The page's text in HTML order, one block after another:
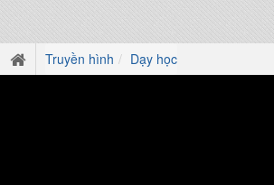
Truyền hình Dạy học